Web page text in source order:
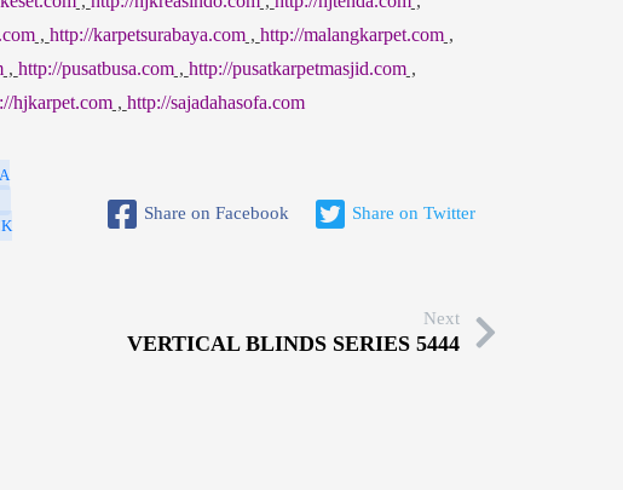
, http://karpetsurabaya.com, http://malangkarpet.com,
, http://pusatbusa.com, http://pusatkarpetmasjid.com,
hjkarpet.com, http://sajadahasofa.com
Share on Facebook Share on Twitter
Next
VERTICAL BLINDS SERIES 5444